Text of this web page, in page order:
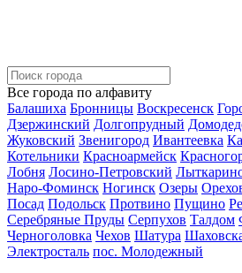
Все города по алфавиту
Балашиха Бронницы Воскресенск
Дзержинский Долгопрудный
Жуковский Звенигород Ивантеевка
Котельники Красноармейск
Лобня Лосино-Петровский
Наро-Фоминск Ногинск Озеры
Посад Подольск Протвино Пущино
Серебряные Пруды Серпухов Талдом
Черноголовка Чехов Шатура
Электросталь пос. Молодежный